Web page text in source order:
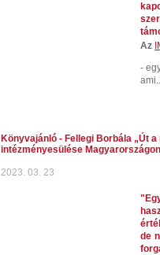
Az
-
Könyvajánló - Fellegi Borbála „Út
intézményesülése
2023. 03. 23
de